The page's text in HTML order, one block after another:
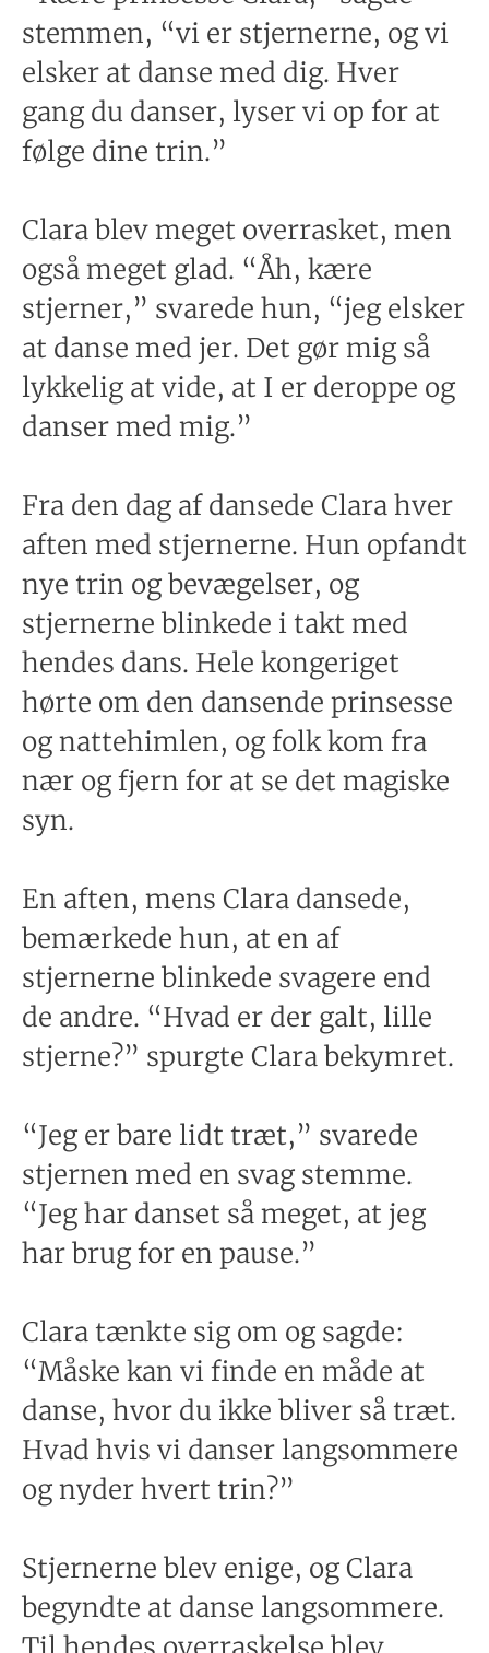
stemmen, “vi er stjernerne, og vi
elsker at danse med dig. Hver
gang du danser, lyser vi op for at
følge dine trin.”
Clara blev meget overrasket, men
også meget glad. “Åh, kære
stjerner,” svarede hun, “jeg elsker
at danse med jer. Det gør mig så
lykkelig at vide, at I er deroppe og
danser med mig.”
Fra den dag af dansede Clara hver
aften med stjernerne. Hun opfandt
nye trin og bevægelser, og
stjernerne blinkede i takt med
hendes dans. Hele kongeriget
hørte om den dansende prinsesse
og nattehimlen, og folk kom fra
nær og fjern for at se det magiske
syn.
En aften, mens Clara dansede,
bemærkede hun, at en af
stjernerne blinkede svagere end
de andre. “Hvad er der galt, lille
stjerne?” spurgte Clara bekymret.
“Jeg er bare lidt træt,” svarede
stjernen med en svag stemme.
“Jeg har danset så meget, at jeg
har brug for en pause.”
Clara tænkte sig om og sagde:
“Måske kan vi finde en måde at
danse, hvor du ikke bliver så træt.
Hvad hvis vi danser langsommere
og nyder hvert trin?”
Stjernerne blev enige, og Clara
begyndte at danse langsommere.